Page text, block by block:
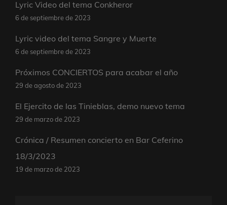
Lyric Video del tema Conkheror
6 de septiembre de 2023
Lyric video del tema Sangre y Muerte
6 de septiembre de 2023
Próximos CONCIERTOS para acabar el año
29 de agosto de 2023
El Ejercito de las Tinieblas, demo nuevo tema
29 de marzo de 2023
Crónica / Resumen concierto en Bar Ceferino
18/3/2023
19 de marzo de 2023